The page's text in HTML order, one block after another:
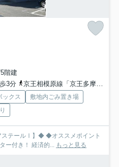
階建
3分
京王相模原線「京王多摩センター」駅 徒歩21分
ックス
敷地内ごみ置き場
◆オススメポイント
ー付き！ 経済的... もっと見る